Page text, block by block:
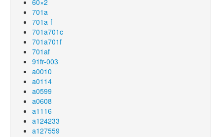
60×2
701a
701a-f
701a701c
701a701f
701af
91fr-003
a0010
a0114
a0599
a0608
a1116
a124233
a127559